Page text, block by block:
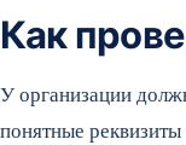
Как
У организации
понятные